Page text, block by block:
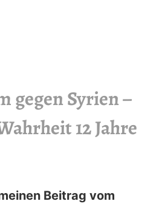
gegen Syrien –
12 Jahre
Beitrag vom